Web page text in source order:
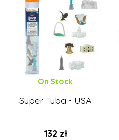
On Stock
Super Tuba - USA
132 zł